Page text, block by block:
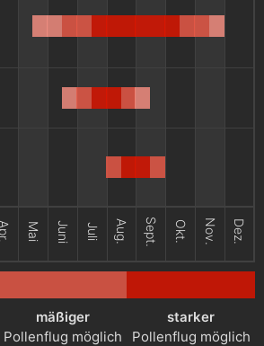
Mai Juni Juli Aug. Sept. Okt. Nov. Dez.
mäßiger
Pollenflug möglich
starker
Pollenflug möglich